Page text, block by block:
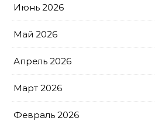
Июнь 2026
Май 2026
Апрель 2026
Март 2026
Февраль 2026